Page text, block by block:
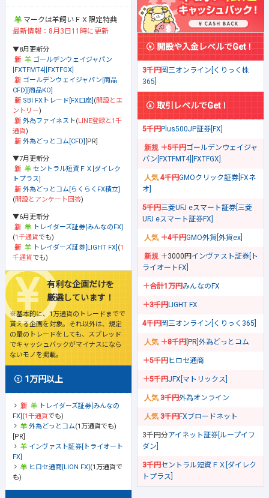
マークは羊飼いＦＸ限定特典
最新情報：8月3日11時に更新
▼8月更新分
ゴールデンウェイジャパン
[FXTFMT4][FXTFGX]
ゴールデンウェイジャパン[商品
CFD][商品KO]
SBI FXトレード[FX口座] (開設とエ
ントリー)
外為ファイネスト(LINE登録と1千
通貨)
外為どっとコム[CFD] [PR]
▼7月更新分
セントラル短資ＦＸ[ダイレク
トプラス]
外為どっとコム[らくらくFX積立]
(開設とアンケート回答)
▼6月更新分
トレイダーズ証券[みんなのFX]
(1千通貨でも)
トレイダーズ証券[LIGHT FX] (1
千通貨でも)
有利な企画だけを
厳選しています！
※基本的に、1万通貨のトレードまでで
貰える企画を対象。それ以外は、規定
の量のトレードをしても、スプレッド
でキャッシュバックがマイナスになら
ないモノを掲載。
1万円以上
トレイダーズ証券[みんなの
FX] (1千通貨でも)
外為どっとコム(1万通貨でも)
[PR]
インヴァスト証券[トライオート
FX]
ヒロセ通商[LION FX] (1万通貨で
も)
開設や入金レベルでGet！
3千円岡三オンライン[くりっく株
365]
取引レベルでGet！
5千円Plus500JP証券[FX]
＋5千円ゴールデンウェイジャ
パン[FXTFMT4][FXTFGX]
4千円GMOクリック証券[FXネ
オ]
5千円三菱UFJ eスマート証券[三菱
UFJ eスマート証券FX]
＋4千円GMO外貨[外貨ex]
＋3000円 インヴァスト証券[ト
ライオートFX]
＋合計1万円みんなのFX
＋3千円LIGHT FX
4千円岡三オンライン[くりっく365]
＋8千円 [PR] 外為どっとコム
＋5千円ヒロセ通商
＋5千円JFX[マトリックス]
3千円外為オンライン
3千円FXブロードネット
3千円分アイネット証券[ループイフ
ダン]
3千円セントラル短資ＦＸ[ダイレク
トプラス]